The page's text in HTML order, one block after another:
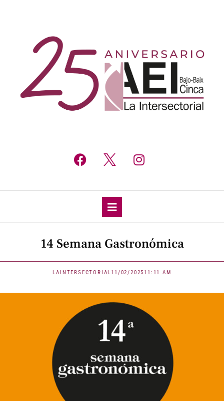
14 Semana Gastronómica
LAINTERSECTORIAL11/02/202511:11 AM